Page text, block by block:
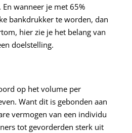
wanneer je met 65%
bankdrukker te worden, dan
hier zie je het belang van
doelstelling.
op het volume per
Want dit is gebonden aan
vermogen van een individu
tot gevorderden sterk uit